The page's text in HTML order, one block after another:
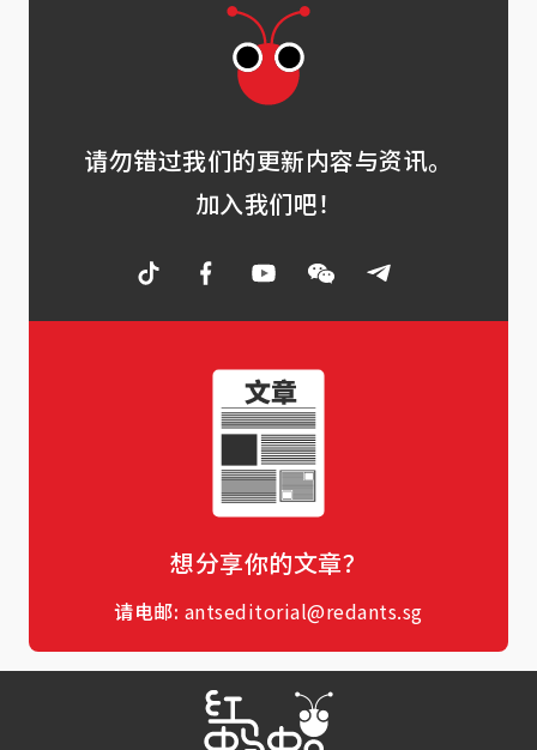
请勿错过我们的更新内容与资讯。
加入我们吧！
想分享你的文章？
请电邮: antseditorial@redants.sg